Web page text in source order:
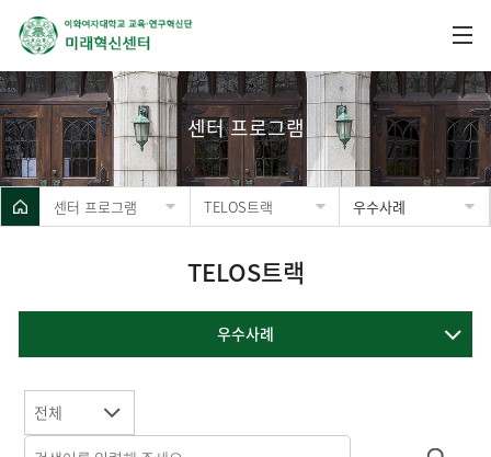
센터 프로그램
센터 프로그램 TELOS트랙 우수사례
TELOS트랙
우수사례
전체